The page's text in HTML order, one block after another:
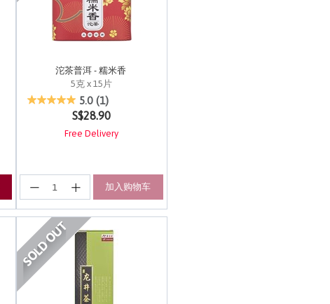
沱茶普洱 - 糯米香
5克 x 15片
3.4 out of 5 Customer Rating
5.0 (1)
S$28.90
Free Delivery
加入购物车